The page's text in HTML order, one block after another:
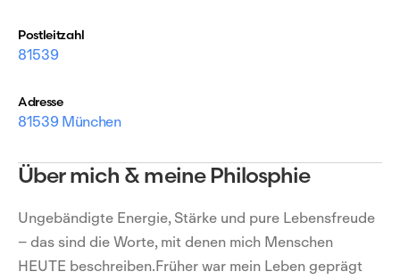
Postleitzahl
81539
Adresse
81539 München
Über mich & meine Philosphie
Ungebändigte Energie, Stärke und pure Lebensfreude
– das sind die Worte, mit denen mich Menschen
HEUTE beschreiben.Früher war mein Leben geprägt